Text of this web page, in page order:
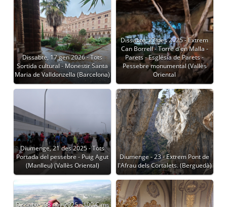
Dissabte, 17 gen 2026 - Tots
Sortida cultural - Monestir Santa
Maria de Valldonzella (Barcelona)
Dissabte, 27 des 2025 - Extrem
Can Borrell - Torre d'en Malla -
Parets - Església de Parets -
Pessebre monumental (Vallès
Oriental
Diumenge, 21 des 2025 - Tots
Portada del pessebre - Puig Agut
(Manlleu) (Vallès Oriental)
Diumenge - 23 - Extrem Pont de
l'Afrau dels Cortalets. (Berguedà)
Dissabte, 08 nov 2025 - 100 Cims